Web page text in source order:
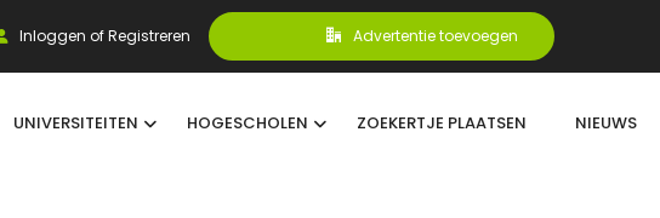
Inloggen of Registreren Advertentie toevoegen
UNIVERSITEITEN HOGESCHOLEN ZOEKERTJE PLAATSEN NIEUWS